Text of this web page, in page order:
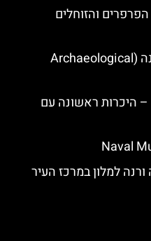
והזוחלים
המוזיאון הארכיאולוגי של ורנה (Archaeological
– היכרות ראשונה עם
למלון במרכז העיר